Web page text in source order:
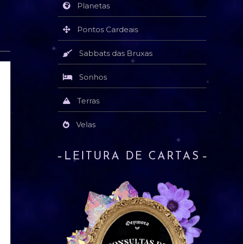
Planetas
Pontos Cardeais
Sabbats das Bruxas
Sonhos
Terras
Velas
LEITURA DE CARTAS